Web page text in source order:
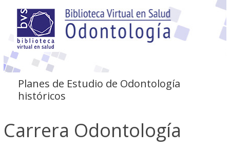
Planes de Estudio de Odontología
históricos
Carrera Odontología